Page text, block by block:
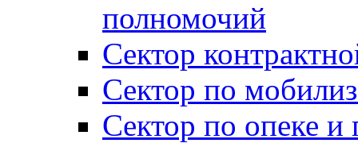
полномочий
Сектор
Сектор по
Сектор по опеке и